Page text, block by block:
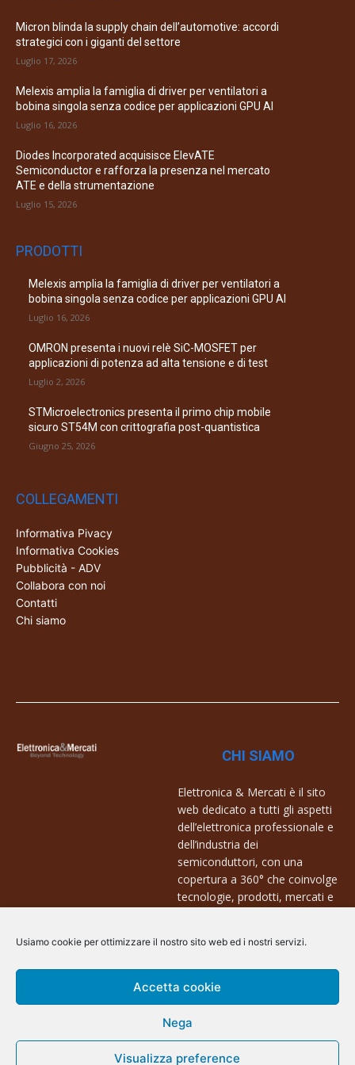
Usiamo cookie per ottimizzare il nostro sito web ed i nostri servizi.
Accetta cookie
Nega
Visualizza preference
Micron blinda la supply chain dell’automotive: accordi
strategici con i giganti del settore
Luglio 17, 2026
Melexis amplia la famiglia di driver per ventilatori a
bobina singola senza codice per applicazioni GPU AI
Luglio 16, 2026
Diodes Incorporated acquisisce ElevATE
Semiconductor e rafforza la presenza nel mercato
ATE e della strumentazione
Luglio 15, 2026
PRODOTTI
Melexis amplia la famiglia di driver per ventilatori a
bobina singola senza codice per applicazioni GPU AI
Luglio 16, 2026
OMRON presenta i nuovi relè SiC-MOSFET per
applicazioni di potenza ad alta tensione e di test
Luglio 2, 2026
STMicroelectronics presenta il primo chip mobile
sicuro ST54M con crittografia post-quantistica
Giugno 25, 2026
COLLEGAMENTI
Informativa Pivacy
Informativa Cookies
Pubblicità - ADV
Collabora con noi
Contatti
Chi siamo
CHI SIAMO
Elettronica & Mercati è il sito
web dedicato a tutti gli aspetti
dell’elettronica professionale e
dell’industria dei
semiconduttori, con una
copertura a 360° che coinvolge
tecnologie, prodotti, mercati e
Contatti:
info@arscommunication.it
@ArsCommunication 2023